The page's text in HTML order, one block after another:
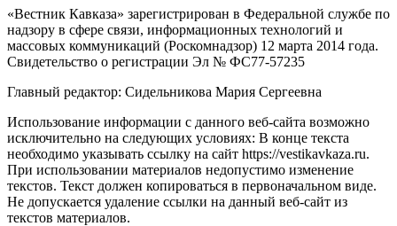
«Вестник Кавказа» зарегистрирован в Федеральной службе по
надзору в сфере связи, информационных технологий и
массовых коммуникаций (Роскомнадзор) 12 марта 2014 года.
Свидетельство о регистрации Эл № ФС77-57235
Главный редактор: Сидельникова Мария Сергеевна
Использование информации с данного веб-сайта возможно
исключительно на следующих условиях: В конце текста
необходимо указывать ссылку на сайт https://vestikavkaza.ru.
При использовании материалов недопустимо изменение
текстов. Текст должен копироваться в первоначальном виде.
Не допускается удаление ссылки на данный веб-сайт из
текстов материалов.